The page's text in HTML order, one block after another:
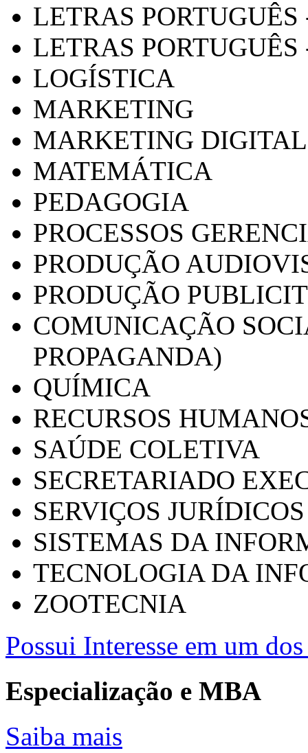
LETRAS
LETRAS PORTUGUÊS
LOGÍSTICA
MARKETING
MARKETING DIGITAL
MATEMÁTICA
PEDAGOGIA
PROCESSOS
PRODUÇÃO
PRODUÇÃO
COMUNICAÇÃO
PROPAGANDA)
QUÍMICA
RECURSOS
SAÚDE COLETIVA
SECRETARIADO
SERVIÇOS
SISTEMAS DA
TECNOLOGIA DA
ZOOTECNIA
Possui Interesse em um
Especialização e MBA
Saiba mais